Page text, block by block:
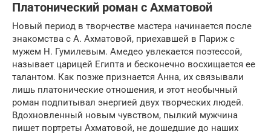
Платонический роман с Ахматовой
Новый период в творчестве мастера начинается после
знакомства с А. Ахматовой, приехавшей в Париж с
мужем Н. Гумилевым. Амедео увлекается поэтессой,
называет царицей Египта и бесконечно восхищается ее
талантом. Как позже признается Анна, их связывали
лишь платонические отношения, и этот необычный
роман подпитывал энергией двух творческих людей.
Вдохновленный новым чувством, пылкий мужчина
пишет портреты Ахматовой, не дошедшие до наших